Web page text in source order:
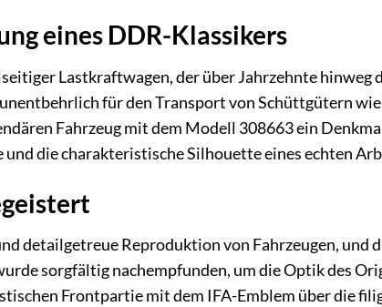
eines DDR-Klassikers
Lastkraftwagen, der über Jahrzehnte hinweg
für den Transport von Schüttgütern
Fahrzeug mit dem Modell 308663 ein
die charakteristische Silhouette eines echten
detailgetreue Reproduktion von Fahrzeugen, und
sorgfältig nachempfunden, um die Optik des
Frontpartie mit dem IFA-Emblem über die